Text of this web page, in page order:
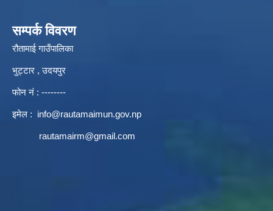
सम्पर्क विवरण
रौतामाई गाउँपालिका
भुट्टार , उदयपुर
फोन नं : --------
इमेल : info@rautamaimun.gov.np
rautamairm@gmail.com